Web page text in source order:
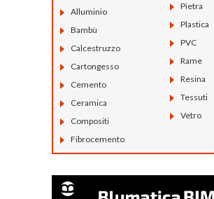
Alluminio
Bambù
Calcestruzzo
Cartongesso
Cemento
Ceramica
Compositi
Fibrocemento
Pietra
Plastica
PVC
Rame
Resina
Tessuti
Vetro